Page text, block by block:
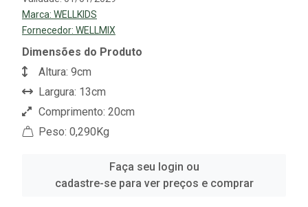
Marca: WELLKIDS
Fornecedor: WELLMIX
Dimensões do Produto
Altura: 9cm
Largura: 13cm
Comprimento: 20cm
Peso: 0,290Kg
Faça seu login ou
cadastre-se para ver preços e comprar